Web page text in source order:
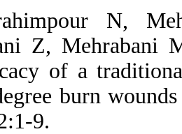
27.
Kordestani
The efficacy
second-
2020;252:1-9.